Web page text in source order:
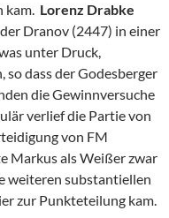
kam. Lorenz Drabke
Dranov (2447) in einer
unter Druck,
dass der Godesberger
die Gewinnversuche
verlief die Partie von
von FM
Markus als Weißer zwar
weiteren substantiellen
zur Punkteteilung kam.